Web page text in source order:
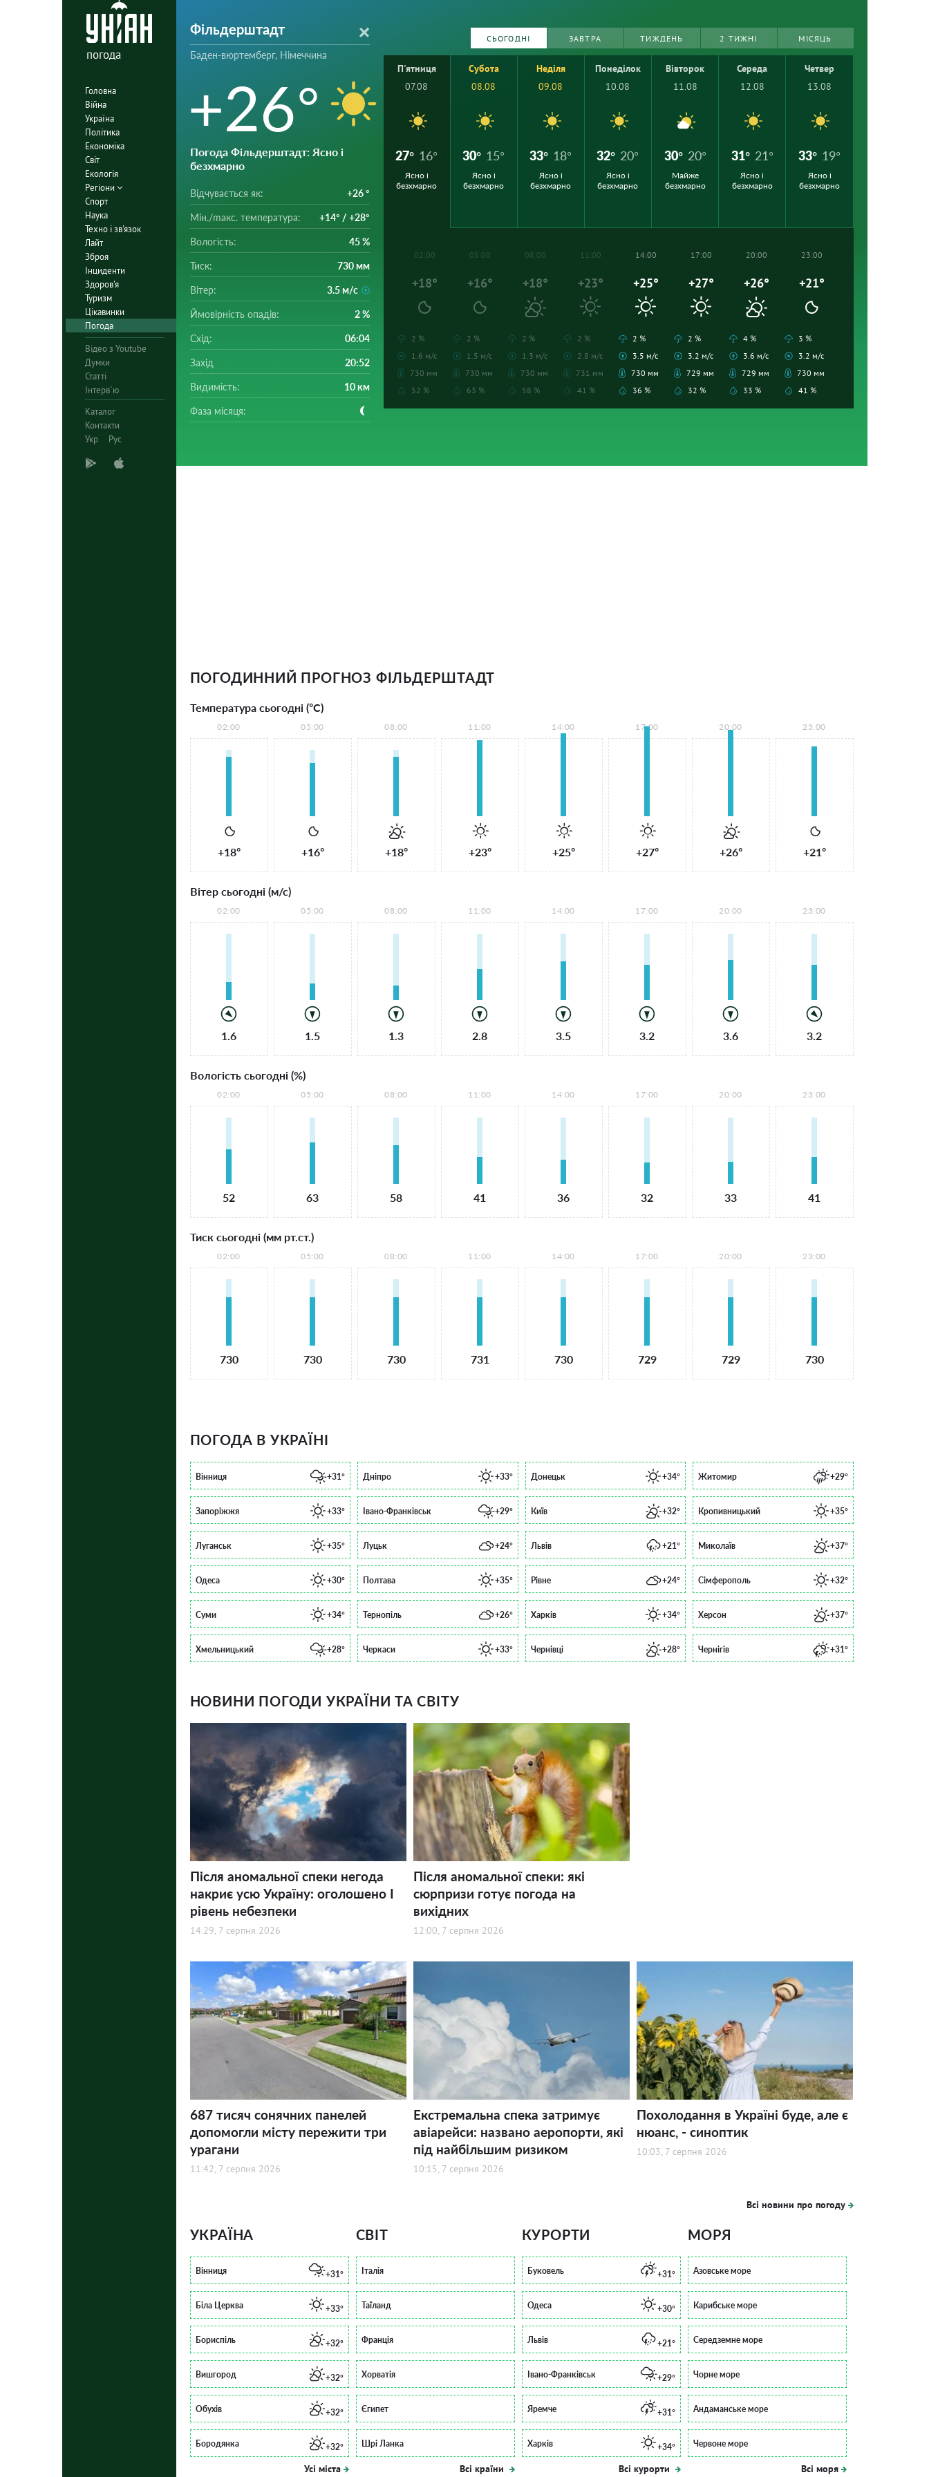
погода
Головна
Війна
Україна
Політика
Економіка
Світ
Екологія
Регіони
Спорт
Наука
Техно і зв'язок
Лайт
Зброя
Інциденти
Здоров'я
Туризм
Цікавинки
Погода
Відео з Youtube
Думки
Статті
Інтерв`ю
Каталог
Контакти
Укр
Рус
Фільдерштадт
Баден-вюртемберг, Німеччина
+26°
Погода Фільдерштадт: Ясно і
безхмарно
Відчувається як: +26 °
Мін./mакс. температура: +14° / +28°
Вологість: 45 %
Тиск: 730 мм
Вітер: 3.5 м/с
Ймовірність опадів: 2 %
Схід: 06:04
Захід 20:52
Видимість: 10 км
Фаза місяця:
СЬОГОДНІ ЗАВТРА ТИЖДЕНЬ 2 ТИЖНІ МІСЯЦЬ
П'ятниця
07.08
27° 16°
Ясно і
безхмарно
Субота
08.08
30° 15°
Ясно і
безхмарно
Неділя
09.08
33° 18°
Ясно і
безхмарно
Понеділок
10.08
32° 20°
Ясно і
безхмарно
Вівторок
11.08
30° 20°
Майже
безхмарно
Середа
12.08
31° 21°
Ясно і
безхмарно
Четвер
13.08
33° 19°
Ясно і
безхмарно
02:00
+18°
2 %
1.6 м/с
730 мм
52 %
05:00
+16°
2 %
1.5 м/с
730 мм
63 %
08:00
+18°
2 %
1.3 м/с
730 мм
58 %
11:00
+23°
2 %
2.8 м/с
731 мм
41 %
14:00
+25°
2 %
3.5 м/с
730 мм
36 %
17:00
+27°
2 %
3.2 м/с
729 мм
32 %
20:00
+26°
4 %
3.6 м/с
729 мм
33 %
23:00
+21°
3 %
3.2 м/с
730 мм
41 %
ПОГОДИННИЙ ПРОГНОЗ ФІЛЬДЕРШТАДТ
Температура сьогодні (°С)
02:00
+18°
05:00
+16°
08:00
+18°
11:00
+23°
14:00
+25°
17:00
+27°
20:00
+26°
23:00
+21°
Вітер сьогодні (м/с)
02:00
1.6
05:00
1.5
08:00
1.3
11:00
2.8
14:00
3.5
17:00
3.2
20:00
3.6
23:00
3.2
Вологість сьогодні (%)
02:00
52
05:00
63
08:00
58
11:00
41
14:00
36
17:00
32
20:00
33
23:00
41
Тиск сьогодні (мм рт.ст.)
02:00
730
05:00
730
08:00
730
11:00
731
14:00
730
17:00
729
20:00
729
23:00
730
ПОГОДА В УКРАЇНІ
Вінниця +31° Дніпро +33° Донецьк +34° Житомир +29°
Запоріжжя +33° Івано-Франківськ +29° Київ +32° Кропивницький +35°
Луганськ +35° Луцьк +24° Львів +21° Миколаїв +37°
Одеса +30° Полтава +35° Рівне +24° Сімферополь +32°
Суми +34° Тернопіль +26° Харків +34° Херсон +37°
Хмельницький +28° Черкаси +33° Чернівці +28° Чернігів +31°
НОВИНИ ПОГОДИ УКРАЇНИ ТА СВІТУ
Після аномальної спеки негода
накриє усю Україну: оголошено І
рівень небезпеки
14:29, 7 серпня 2026
Після аномальної спеки: які
сюрпризи готує погода на
вихідних
12:00, 7 серпня 2026
687 тисяч сонячних панелей
допомогли місту пережити три
урагани
11:42, 7 серпня 2026
Екстремальна спека затримує
авіарейси: названо аеропорти, які
під найбільшим ризиком
10:15, 7 серпня 2026
Похолодання в Україні буде, але є
нюанс, - синоптик
10:03, 7 серпня 2026
Всі новини про погоду
УКРАЇНА
Вінниця +31°
Біла Церква +33°
Бориспіль +32°
Вишгород +32°
Обухів +32°
Бородянка +32°
Усі міста
СВІТ
Італія
Таїланд
Франція
Хорватія
Єгипет
Шрі Ланка
Всі країни
КУРОРТИ
Буковель +31°
Одеса +30°
Львів +21°
Івано-Франківськ +29°
Яремче +31°
Харків +34°
Всі курорти
МОРЯ
Азовське море
Карибське море
Середземне море
Чорне море
Андаманське море
Червоне море
Всі моря